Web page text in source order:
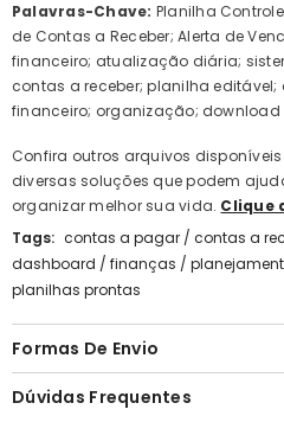
Palavras-Chave: Planilha
de Contas a Receber; Alerta de
financeiro; atualização diária;
contas a receber; planilha
financeiro; organização; download
Confira outros arquivos
diversas soluções que podem
organizar melhor sua vida. Clique
Tags: contas a pagar / contas a
dashboard / finanças /
planilhas prontas
Formas De Envio
Dúvidas Frequentes